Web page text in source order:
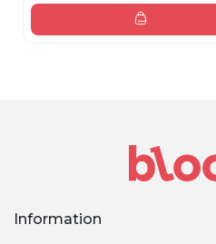
Information